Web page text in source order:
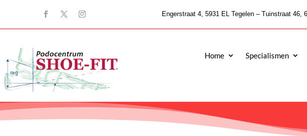
Engerstraat 4, 5931 EL Tegelen – Tuinstraat 46,
Home Specialismen